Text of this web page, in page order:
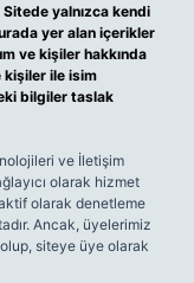
yalnızca kendi
yer alan içerikler
ve kişiler hakkında
kişiler ile isim
bilgiler taslak
ve İletişim
olarak hizmet
olarak denetleme
Ancak, üyelerimiz
siteye üye olarak